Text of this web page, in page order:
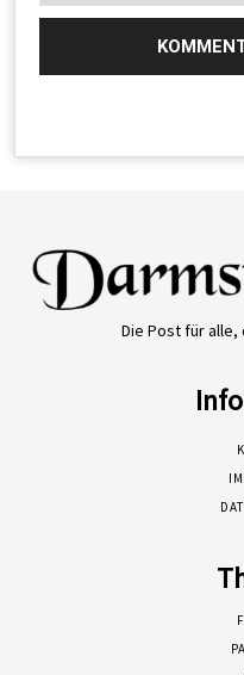
Die Post für alle,